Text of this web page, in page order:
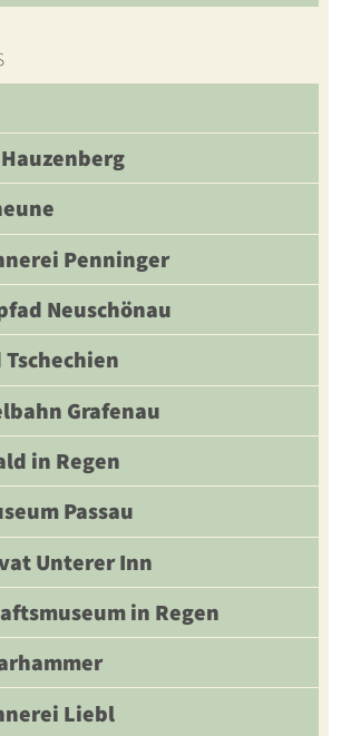
Penninger
Neuschönau
Grafenau
in Regen
Passau
Unterer Inn
in Regen
Liebl